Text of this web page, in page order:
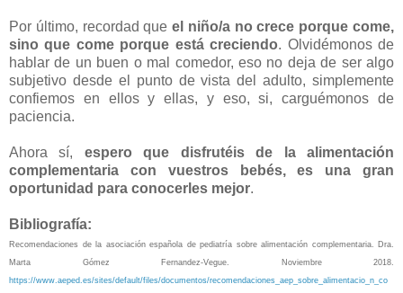
Por último, recordad queel niño/a no crece porque come,
sino que come porque está creciendo. Olvidémonos de
hablar de un buen o mal comedor, eso no deja de ser algo
subjetivo desde el punto de vista del adulto, simplemente
confiemos en ellos y ellas, y eso, si, carguémonos de
paciencia.
Ahora sí, espero que disfrutéis de la alimentación
complementaria con vuestros bebés, es una gran
oportunidad para conocerles mejor.
Bibliografía:
Recomendaciones de la asociación española de pediatría sobre alimentación complementaria. Dra.
Marta Gómez Fernandez-Vegue. Noviembre 2018.
https://www.aeped.es/sites/default/files/documentos/recomendaciones_aep_sobre_alimentacio_n_co